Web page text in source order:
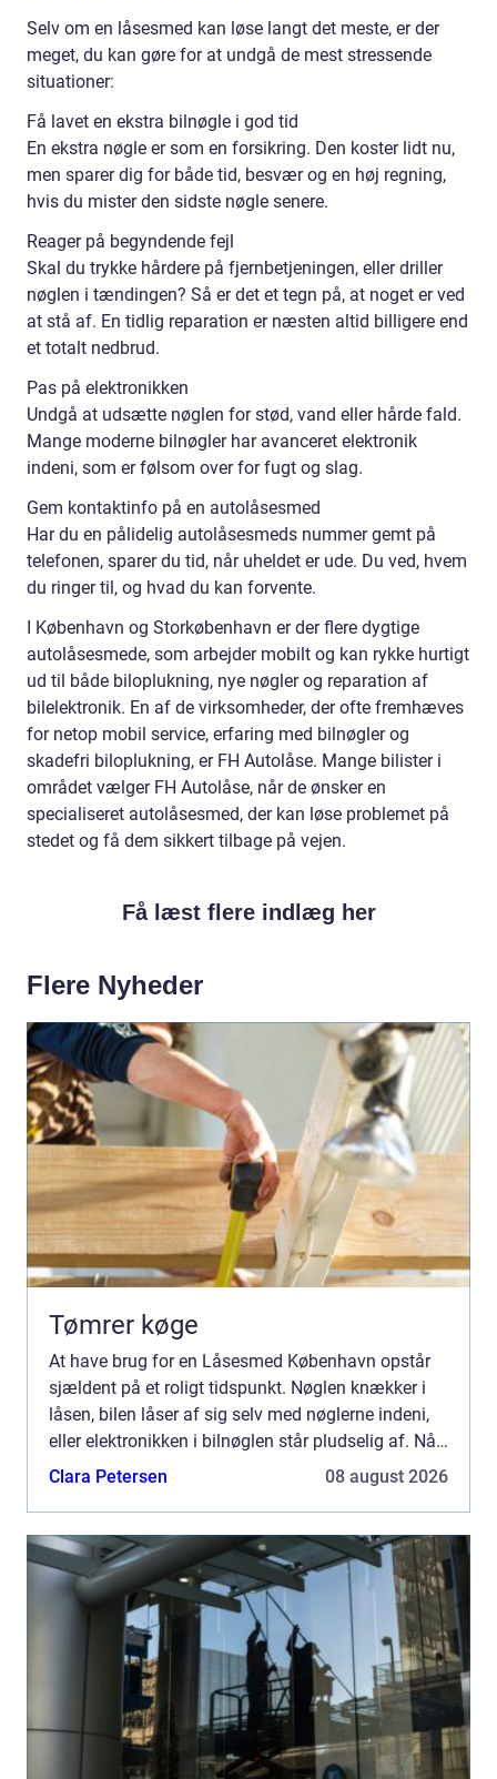
Selv om en låsesmed kan løse langt det meste, er der
meget, du kan gøre for at undgå de mest stressende
situationer:
Få lavet en ekstra bilnøgle i god tid
En ekstra nøgle er som en forsikring. Den koster lidt nu,
men sparer dig for både tid, besvær og en høj regning,
hvis du mister den sidste nøgle senere.
Reager på begyndende fejl
Skal du trykke hårdere på fjernbetjeningen, eller driller
nøglen i tændingen? Så er det et tegn på, at noget er ved
at stå af. En tidlig reparation er næsten altid billigere end
et totalt nedbrud.
Pas på elektronikken
Undgå at udsætte nøglen for stød, vand eller hårde fald.
Mange moderne bilnøgler har avanceret elektronik
indeni, som er følsom over for fugt og slag.
Gem kontaktinfo på en autolåsesmed
Har du en pålidelig autolåsesmeds nummer gemt på
telefonen, sparer du tid, når uheldet er ude. Du ved, hvem
du ringer til, og hvad du kan forvente.
I København og Storkøbenhavn er der flere dygtige
autolåsesmede, som arbejder mobilt og kan rykke hurtigt
ud til både biloplukning, nye nøgler og reparation af
bilelektronik. En af de virksomheder, der ofte fremhæves
for netop mobil service, erfaring med bilnøgler og
skadefri biloplukning, er FH Autolåse. Mange bilister i
området vælger FH Autolåse, når de ønsker en
specialiseret autolåsesmed, der kan løse problemet på
stedet og få dem sikkert tilbage på vejen.
Få læst flere indlæg her
Flere Nyheder
Tømrer køge
At have brug for en Låsesmed København opstår
sjældent på et roligt tidspunkt. Nøglen knækker i
låsen, bilen låser af sig selv med nøglerne indeni,
eller elektronikken i bilnøglen står pludselig af. Når
det sker, har du brug for hurtig, pålidelig og ...
Clara Petersen 08 august 2026